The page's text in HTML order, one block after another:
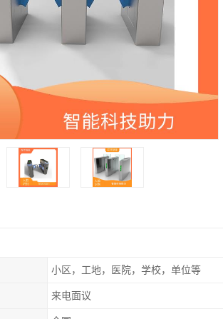
小区，工地，医院，学校，单位等
来电面议